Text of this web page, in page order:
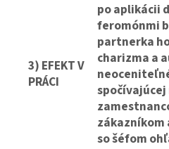
3) EFEKT V
PRÁCI
po aplikácii
feromónmi
partnerka
charizma a
zákazníkom
so šéfom